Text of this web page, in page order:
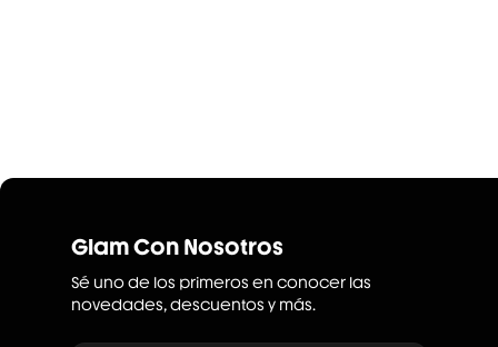
Glam Con Nosotros
Sé uno de los primeros en conocer las
novedades, descuentos y más.